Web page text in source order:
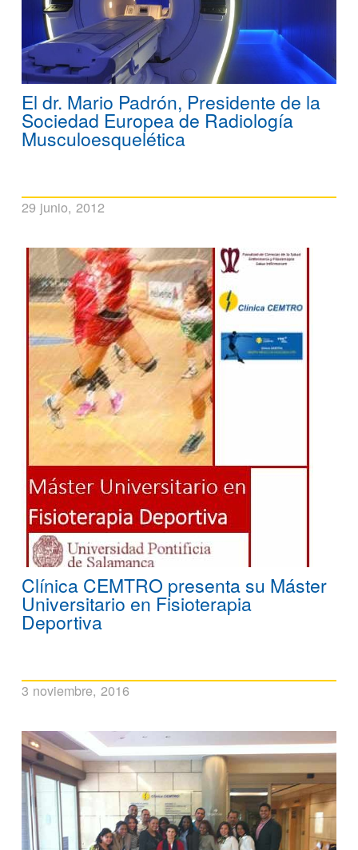
El dr. Mario Padrón, Presidente de la
Sociedad Europea de Radiología
Musculoesquelética
29 junio, 2012
Clínica CEMTRO presenta su Máster
Universitario en Fisioterapia
Deportiva
3 noviembre, 2016